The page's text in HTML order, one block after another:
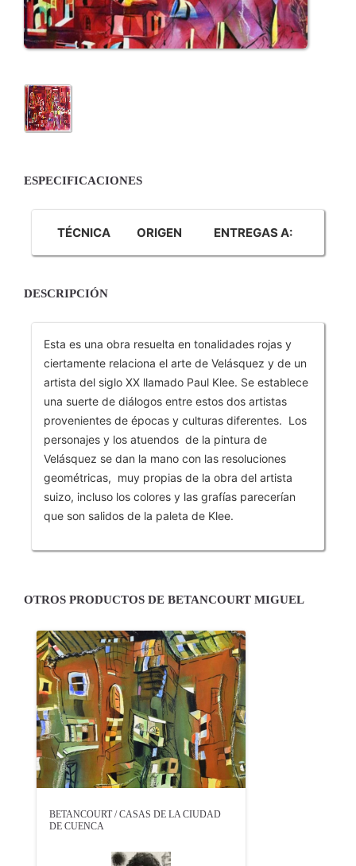
ESPECIFICACIONES
TÉCNICA ORIGEN ENTREGAS A:
DESCRIPCIÓN
Esta es una obra resuelta en tonalidades rojas y
ciertamente relaciona el arte de Velásquez y de un
artista del siglo XX llamado Paul Klee. Se establece
una suerte de diálogos entre estos dos artistas
provenientes de épocas y culturas diferentes. Los
personajes y los atuendos de la pintura de
Velásquez se dan la mano con las resoluciones
geométricas, muy propias de la obra del artista
suizo, incluso los colores y las grafías parecerían
que son salidos de la paleta de Klee.
OTROS PRODUCTOS DE BETANCOURT MIGUEL
BETANCOURT / CASAS DE LA CIUDAD
DE CUENCA